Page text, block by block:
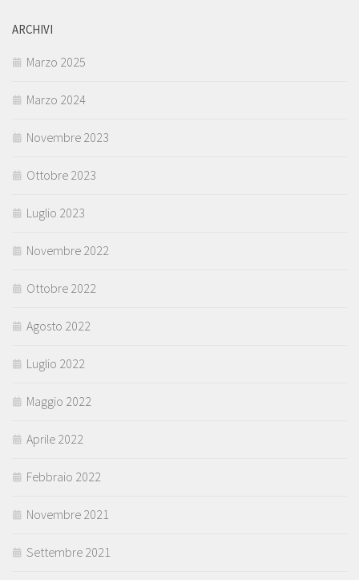
ARCHIVI
Marzo 2025
Marzo 2024
Novembre 2023
Ottobre 2023
Luglio 2023
Novembre 2022
Ottobre 2022
Agosto 2022
Luglio 2022
Maggio 2022
Aprile 2022
Febbraio 2022
Novembre 2021
Settembre 2021